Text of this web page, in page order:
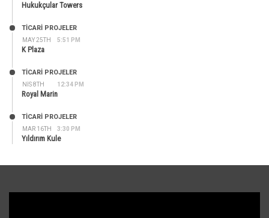
Hukukçular Towers
MAY 25TH 5:51 PM
TİCARİ PROJELER
K Plaza
NIS 8TH 12:34 PM
TİCARİ PROJELER
Royal Marin
MAR 16TH 3:30 PM
TİCARİ PROJELER
Yıldırım Kule